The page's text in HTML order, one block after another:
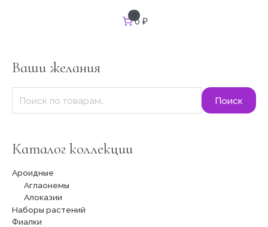
0
0 ₽
Ваши желания
ь
:
Поиск
Каталог коллекции
Ароидные
Аглаонемы
Алоказии
Наборы растений
Фиалки